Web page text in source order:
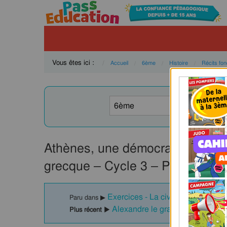
Vous êtes ici : Accueil 6ème Histoire Récits
Athènes, une démocratie –
grecque – Cycle 3 – PDF à
Paru dans ▶ Exercices - La civilisation
Plus récent ▶ Alexandre le grand – 6ème –